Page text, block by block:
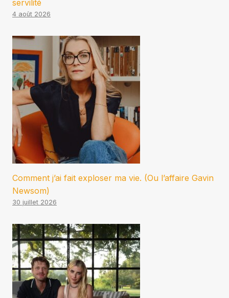
servilité
4 août 2026
Comment j’ai fait exploser ma vie. (Ou l’affaire Gavin
Newsom)
30 juillet 2026